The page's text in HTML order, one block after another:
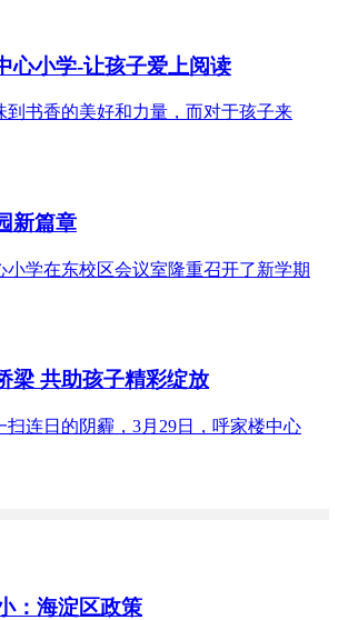
心小学-让孩子爱上阅读
到书香的美好和力量，而对于孩子来
新篇章
小学在东校区会议室隆重召开了新学期
梁 共助孩子精彩绽放
扫连日的阴霾，3月29日，呼家楼中心
：海淀区政策